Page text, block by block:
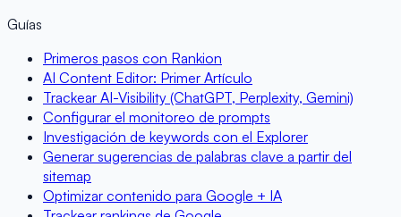
Guías
Primeros pasos con Rankion
AI Content Editor: Primer Artículo
Trackear AI-Visibility (ChatGPT, Perplexity, Gemini)
Configurar el monitoreo de prompts
Investigación de keywords con el Explorer
Generar sugerencias de palabras clave a partir del
sitemap
Optimizar contenido para Google + IA